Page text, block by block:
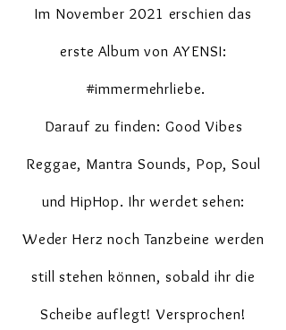
Im November 2021 erschien das
erste Album von AYENSI:
#immermehrliebe.
Darauf zu finden: Good Vibes
Reggae, Mantra Sounds, Pop, Soul
und HipHop. Ihr werdet sehen:
Weder Herznoch Tanzbeine werden
still stehen können, sobald ihr die
Scheibe auflegt! Versprochen!